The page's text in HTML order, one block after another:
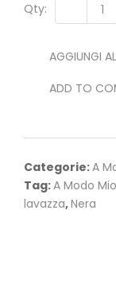
Qty:
AGGIUNGI
ADD TO
Categorie:A
Tag:A Modo Mio
lavazza,Nera